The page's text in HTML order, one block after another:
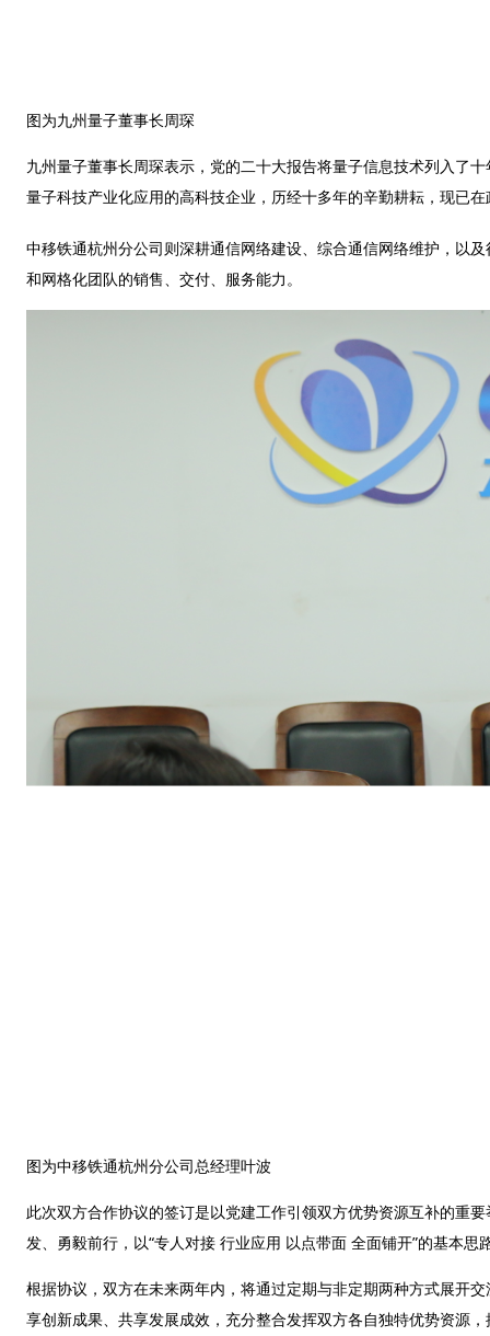
图为九州量子董事长周琛
九州量子董事长周琛表示，党的二十大报告将量子信息技术列入了
量子科技产业化应用的高科技企业，历经十多年的辛勤耕耘，现已
中移铁通杭州分公司则深耕通信网络建设、综合通信网络维护，以
和网格化团队的销售、交付、服务能力。
图为中移铁通杭州分公司总经理叶波
此次双方合作协议的签订是以党建工作引领双方优势资源互补的重
发、勇毅前行，以“专人对接 行业应用 以点带面 全面铺开”的基本
根据协议，双方在未来两年内，将通过定期与非定期两种方式展开
享创新成果、共享发展成效，充分整合发挥双方各自独特优势资源